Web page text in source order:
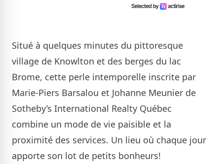
Situé à quelques minutes du pittoresque
village de Knowlton et des berges du lac
Brome, cette perle intemporelle inscrite par
Marie-Piers Barsalou et Johanne Meunier de
Sotheby’s International Realty Québec
combine un mode de vie paisible et la
proximité des services. Un lieu où chaque jour
apporte son lot de petits bonheurs!